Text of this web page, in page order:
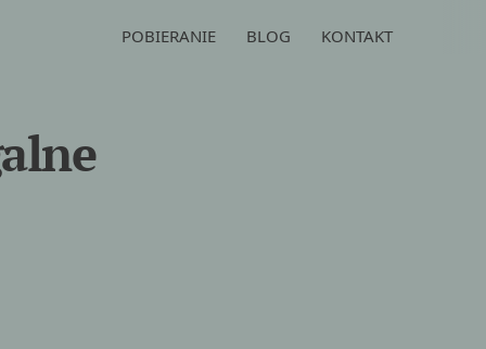
POBIERANIE BLOG KONTAKT